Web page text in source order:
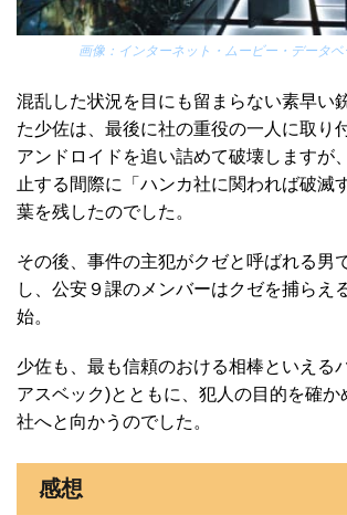
画像： インターネット・ムービー・データベ
混乱した状況を目にも留まらない素早い
た少佐は、最後に社の重役の一人に取り
アンドロイドを追い詰めて破壊しますが
止する間際に「ハンカ社に関われば破滅
葉を残したのでした。
その後、事件の主犯がクゼと呼ばれる男
し、公安９課のメンバーはクゼを捕らえ
始。
少佐も、最も信頼のおける相棒といえる
アスベック)とともに、犯人の目的を確か
社へと向かうのでした。
感想